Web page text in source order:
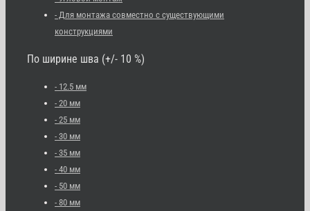
- Для монтажа совместно с существующими
конструкциями
По ширине шва (+/- 10 %)
- 12.5 мм
- 20 мм
- 25 мм
- 30 мм
- 35 мм
- 40 мм
- 50 мм
- 80 мм